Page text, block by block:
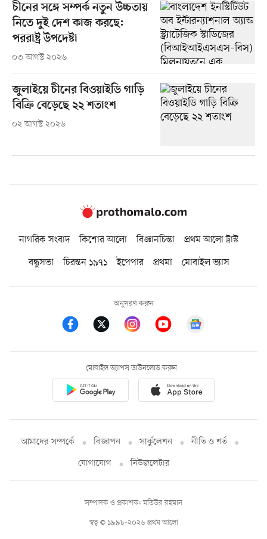
চীনের সঙ্গে সম্পর্ক নতুন উচ্চতায়
নিতে দুই দেশ কাজ করছে:
পররাষ্ট্র উপদেষ্টা
০৩ আগস্ট ২০২৬
জুলাইয়ে চীনের বিওয়াইডি গাড়ি
বিক্রি বেড়েছে ২২ শতাংশ
০২ আগস্ট ২০২৬
নাগরিক সংবাদ কিশোর আলো বিজ্ঞানচিন্তা
প্রথম আলো ট্রাস্ট
বন্ধুসভা
চিরন্তন ১৯৭১ ইপেপার প্রথমা মোবাইল ভ্যাস
অনুসরণ করুন
মোবাইল অ্যাপস ডাউনলোড করুন
আমাদের সম্পর্কে বিজ্ঞাপন সার্কুলেশন
নীতি ও শর্ত
যোগাযোগ
নিউজলেটার
স্বত্ব © ১৯৯৮-২০২৬ প্রথম আলো
সম্পাদক ও প্রকাশক: মতিউর রহমান